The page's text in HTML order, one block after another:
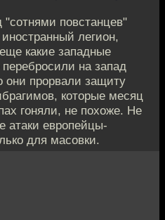
повстанцев"
легион,
какие западные
на запад
прорвали защиту
которые месяц
гоняли, не похоже. Не
атаки европейцы-
для масовки.